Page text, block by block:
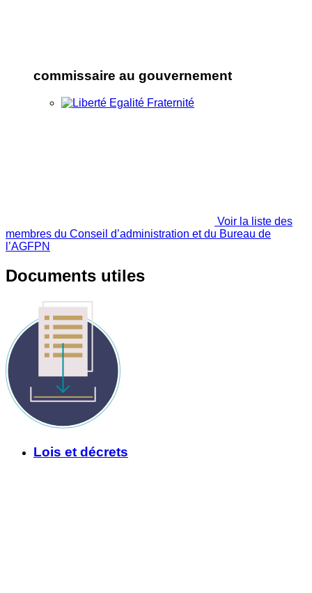
commissaire au gouvernement
Voir la liste des
membres du Conseil d’administration et du Bureau de
l’AGFPN
Documents utiles
Lois et décrets